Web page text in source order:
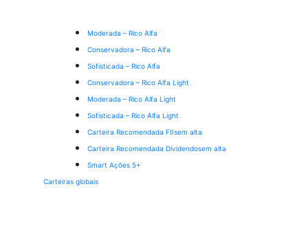
Moderada – Rico Alfa
Conservadora – Rico Alfa
Sofisticada – Rico Alfa
Conservadora – Rico Alfa Light
Moderada – Rico Alfa Light
Sofisticada – Rico Alfa Light
Carteira Recomendada FIIsem alta
Carteira Recomendada Dividendosem alta
Smart Ações 5+
Carteiras globais